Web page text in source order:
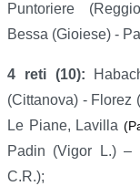
Puntoriere
Bessa (Gioiese) -
4 reti (10):
(Cittanova) - Florez
Le Piane, Lavilla
Padin (Vigor L.) –
C.R.);